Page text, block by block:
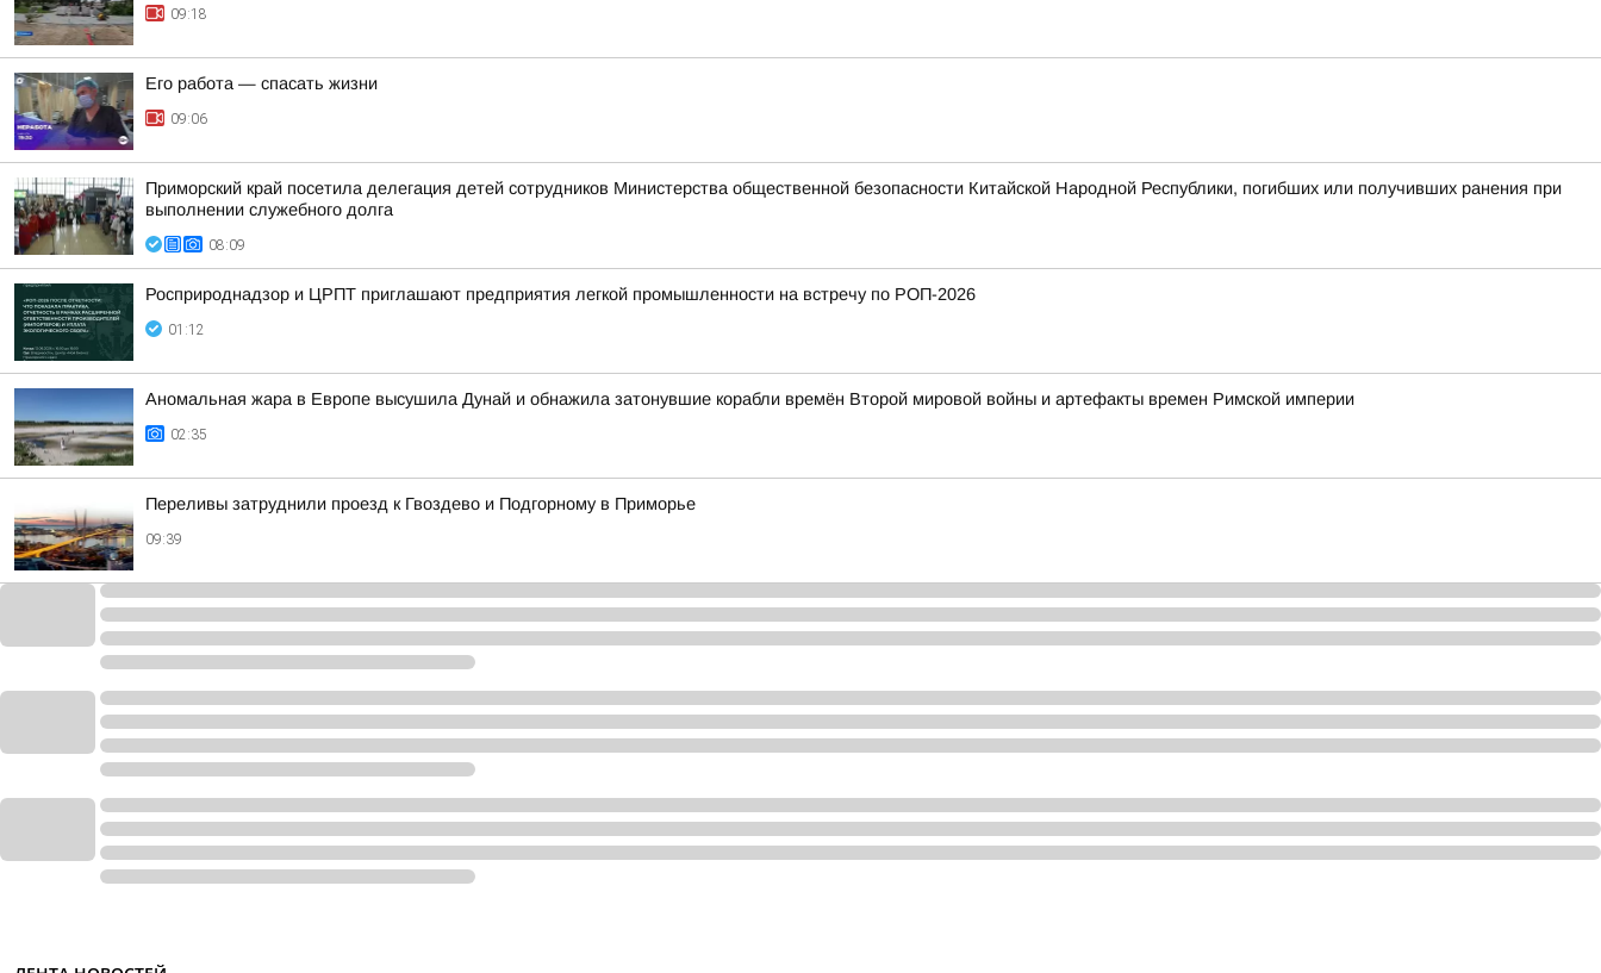
09:18
Его работа — спасать жизни
09:06
Приморский край посетила делегация детей сотрудников Министерства общественной безопасности Китайской Народной Республики, погибших или получивших ранения при
выполнении служебного долга
08:09
Росприроднадзор и ЦРПТ приглашают предприятия легкой промышленности на встречу по РОП-2026
01:12
Аномальная жара в Европе высушила Дунай и обнажила затонувшие корабли времён Второй мировой войны и артефакты времен Римской империи
02:35
Переливы затруднили проезд к Гвоздево и Подгорному в Приморье
09:39